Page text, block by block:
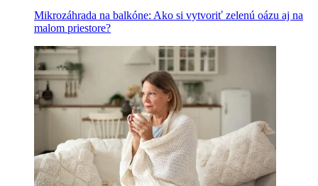
Mikrozáhrada na balkóne: Ako si vytvoriť zelenú oázu aj na
malom priestore?